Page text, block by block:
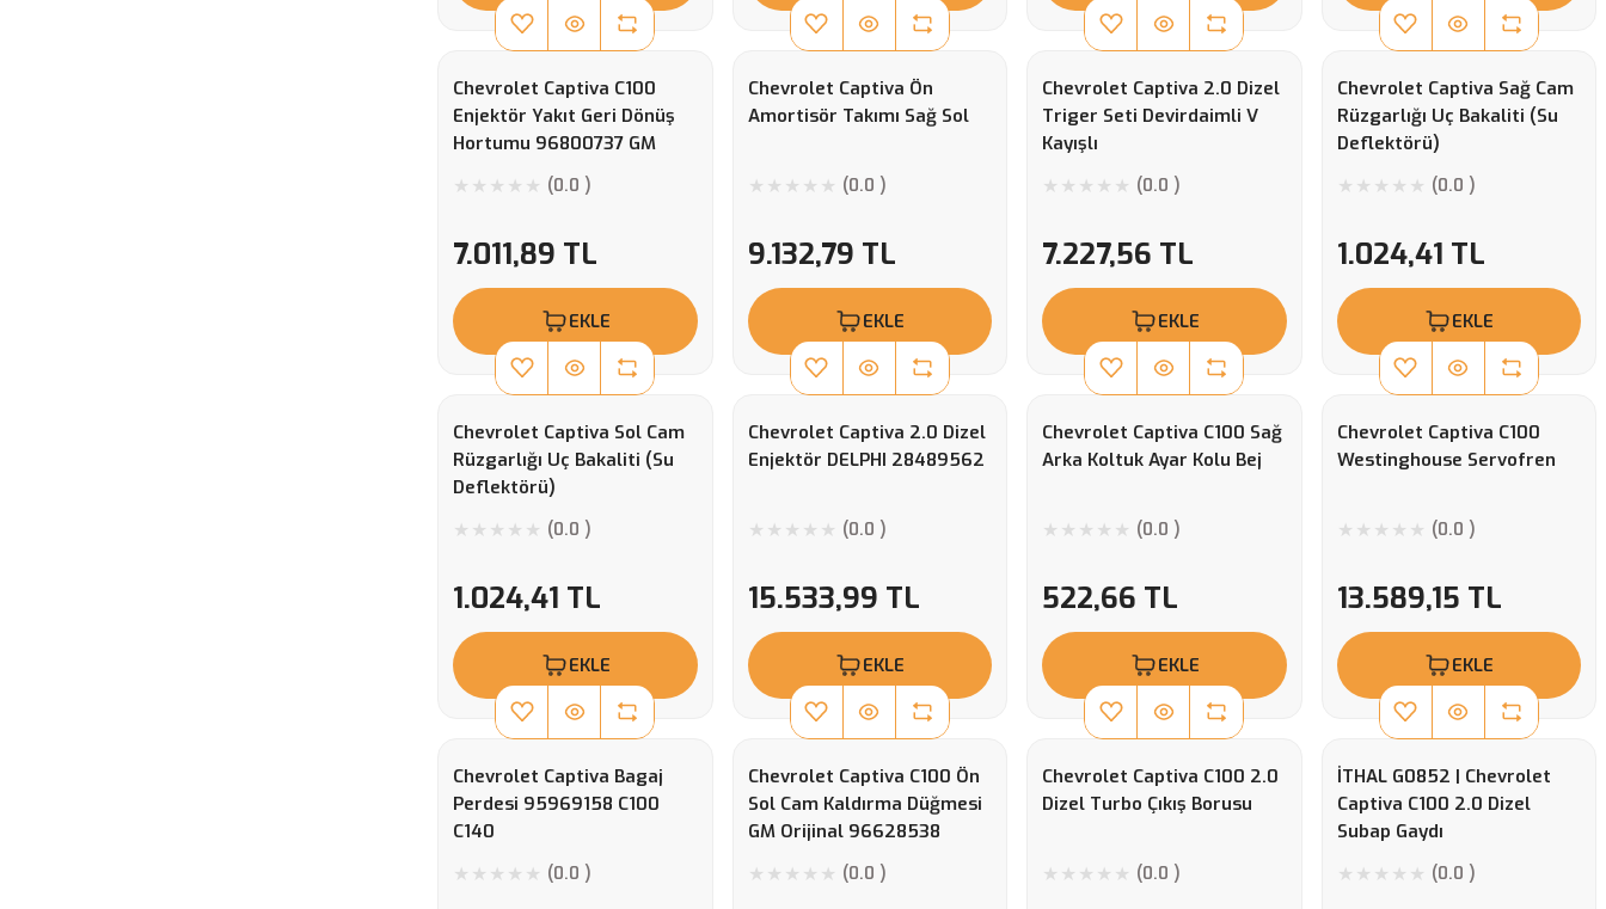
Chevrolet Captiva C100
Enjektör Yakıt Geri Dönüş
Hortumu 96800737 GM
(0.0 )
7.011,89 TL
EKLE
Chevrolet Captiva Ön
Amortisör Takımı Sağ Sol
(0.0 )
9.132,79 TL
EKLE
Chevrolet Captiva 2.0 Dizel
Triger Seti Devirdaimli V
Kayışlı
(0.0 )
7.227,56 TL
EKLE
Chevrolet Captiva Sağ Cam
Rüzgarlığı Uç Bakaliti (Su
Deflektörü)
(0.0 )
1.024,41 TL
EKLE
Chevrolet Captiva Sol Cam
Rüzgarlığı Uç Bakaliti (Su
Deflektörü)
(0.0 )
1.024,41 TL
EKLE
Chevrolet Captiva 2.0 Dizel
Enjektör DELPHI 28489562
(0.0 )
15.533,99 TL
EKLE
Chevrolet Captiva C100 Sağ
Arka Koltuk Ayar Kolu Bej
(0.0 )
522,66 TL
EKLE
Chevrolet Captiva C100
Westinghouse Servofren
(0.0 )
13.589,15 TL
EKLE
Chevrolet Captiva Bagaj
Perdesi 95969158 C100
C140
(0.0 )
Chevrolet Captiva C100 Ön
Sol Cam Kaldırma Düğmesi
GM Orijinal 96628538
(0.0 )
Chevrolet Captiva C100 2.0
Dizel Turbo Çıkış Borusu
(0.0 )
İTHAL G0852 | Chevrolet
Captiva C100 2.0 Dizel
Subap Gaydı
(0.0 )